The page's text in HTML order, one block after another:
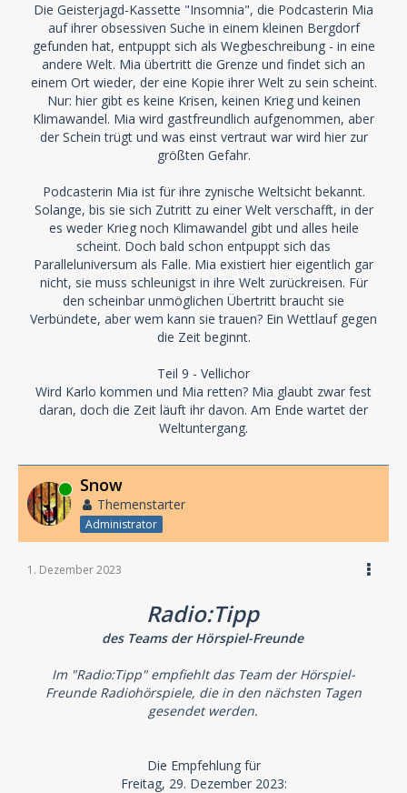
Die Geisterjagd-Kassette "Insomnia", die Podcasterin Mia
auf ihrer obsessiven Suche in einem kleinen Bergdorf
gefunden hat, entpuppt sich als Wegbeschreibung - in eine
andere Welt. Mia übertritt die Grenze und findet sich an
einem Ort wieder, der eine Kopie ihrer Welt zu sein scheint.
Nur: hier gibt es keine Krisen, keinen Krieg und keinen
Klimawandel. Mia wird gastfreundlich aufgenommen, aber
der Schein trügt und was einst vertraut war wird hier zur
größten Gefahr.
Podcasterin Mia ist für ihre zynische Weltsicht bekannt.
Solange, bis sie sich Zutritt zu einer Welt verschafft, in der
es weder Krieg noch Klimawandel gibt und alles heile
scheint. Doch bald schon entpuppt sich das
Paralleluniversum als Falle. Mia existiert hier eigentlich gar
nicht, sie muss schleunigst in ihre Welt zurückreisen. Für
den scheinbar unmöglichen Übertritt braucht sie
Verbündete, aber wem kann sie trauen? Ein Wettlauf gegen
die Zeit beginnt.
Teil 9 - Vellichor
Wird Karlo kommen und Mia retten? Mia glaubt zwar fest
daran, doch die Zeit läuft ihr davon. Am Ende wartet der
Weltuntergang.
Online Snow
Themenstarter
Administrator
1. Dezember 2023
Radio:Tipp
des Teams der Hörspiel-Freunde
Im "Radio:Tipp" empfiehlt das Team der Hörspiel-
Freunde Radiohörspiele, die in den nächsten Tagen
gesendet werden.
Die Empfehlung für
Freitag, 29. Dezember 2023: